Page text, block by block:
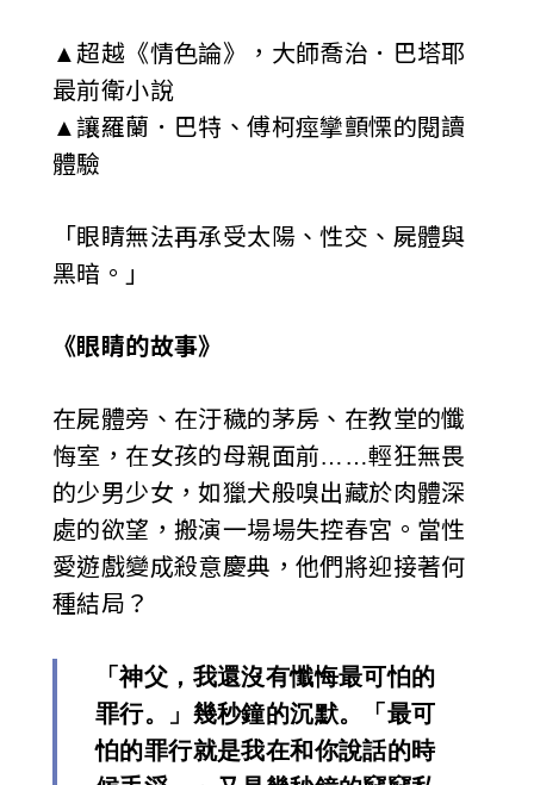
▲超越《情色論》，大師喬治．巴塔耶
最前衛小說
▲讓羅蘭．巴特、傅柯痙攣顫慄的閱讀
體驗
「眼睛無法再承受太陽、性交、屍體與
黑暗。」
《眼睛的故事》
在屍體旁、在汙穢的茅房、在教堂的懺
悔室，在女孩的母親面前……輕狂無畏
的少男少女，如獵犬般嗅出藏於肉體深
處的欲望，搬演一場場失控春宮。當性
愛遊戲變成殺意慶典，他們將迎接著何
種結局？
「神父，我還沒有懺悔最可怕的
罪行。」幾秒鐘的沉默。「最可
怕的罪行就是我在和你說話的時